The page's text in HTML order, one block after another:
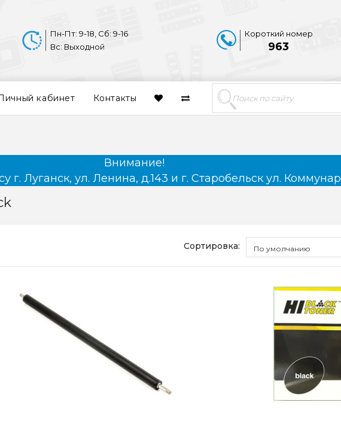
Короткий номер
963
Пн-Пт: 9-18, Сб: 9-16
Вс: Выходной
кабинет Контакты
Внимание!
г. Луганск, ул. Ленина, д.143 и г. Старобельск ул.
Сортировка: По умолчанию